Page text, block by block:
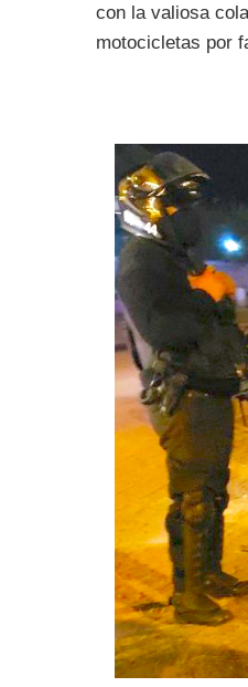
con la valiosa
motocicletas por